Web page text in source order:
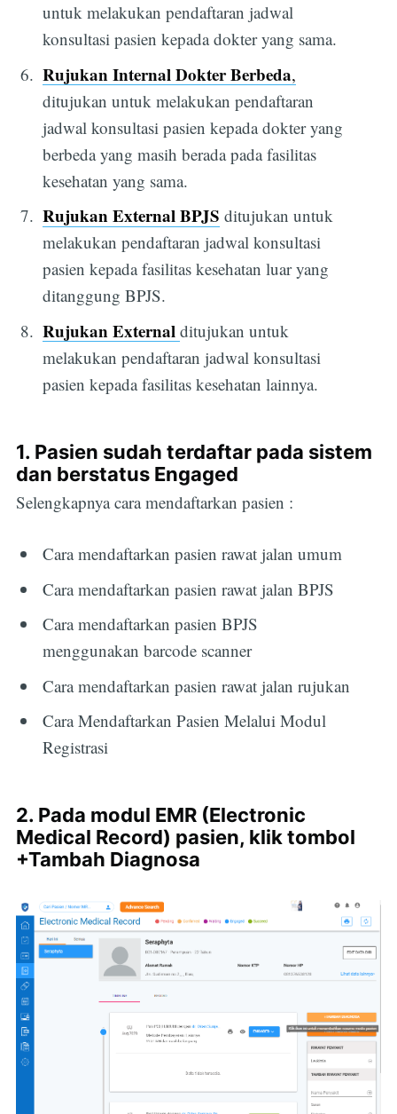
untuk melakukan pendaftaran jadwal
konsultasi pasien kepada dokter yang sama.
Rujukan Internal Dokter Berbeda,
ditujukan untuk melakukan pendaftaran
jadwal konsultasi pasien kepada dokter yang
berbeda yang masih berada pada fasilitas
kesehatan yang sama.
Rujukan External BPJS ditujukan untuk
melakukan pendaftaran jadwal konsultasi
pasien kepada fasilitas kesehatan luar yang
ditanggung BPJS.
Rujukan External ditujukan untuk
melakukan pendaftaran jadwal konsultasi
pasien kepada fasilitas kesehatan lainnya.
1. Pasien sudah terdaftar pada sistem
dan berstatus Engaged
Selengkapnya cara mendaftarkan pasien :
Cara mendaftarkan pasien rawat jalan umum
Cara mendaftarkan pasien rawat jalan BPJS
Cara mendaftarkan pasien BPJS
menggunakan barcode scanner
Cara mendaftarkan pasien rawat jalan rujukan
Cara Mendaftarkan Pasien Melalui Modul
Registrasi
2. Pada modul EMR (Electronic
Medical Record) pasien, klik tombol
+Tambah Diagnosa